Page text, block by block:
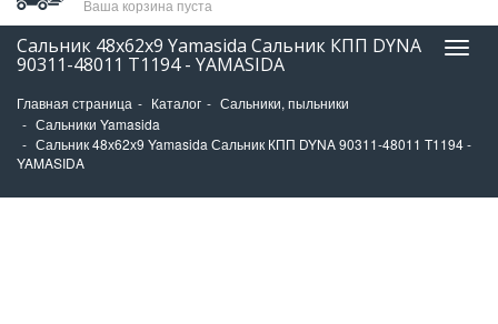
Ваша корзина пуста
Сальник 48х62х9 Yamasida Сальник КПП DYNA
90311-48011 T1194 - YAMASIDA
Главная страница Каталог
Сальники, пыльники
Сальники Yamasida
Сальник 48х62х9 Yamasida Сальник КПП DYNA 90311-48011 T1194 -
YAMASIDA